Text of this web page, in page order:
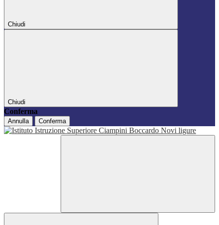
Chiudi
Chiudi
Conferma
Annulla Conferma